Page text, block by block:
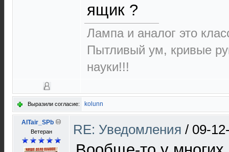
ящик ?
Лампа и аналог это
Пытливый ум, кривые
науки!!!
Выразили согласие: kolunn
AlTair_SPb
Ветеран RE: Уведомления / 09-